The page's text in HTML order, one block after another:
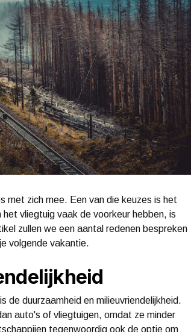
met zich mee. Een van die keuzes is het
vliegtuig vaak de voorkeur hebben, is
zullen we een aantal redenen bespreken
volgende vakantie.
de duurzaamheid en milieuvriendelijkheid.
auto's of vliegtuigen, omdat ze minder
tegenwoordig ook de optie om